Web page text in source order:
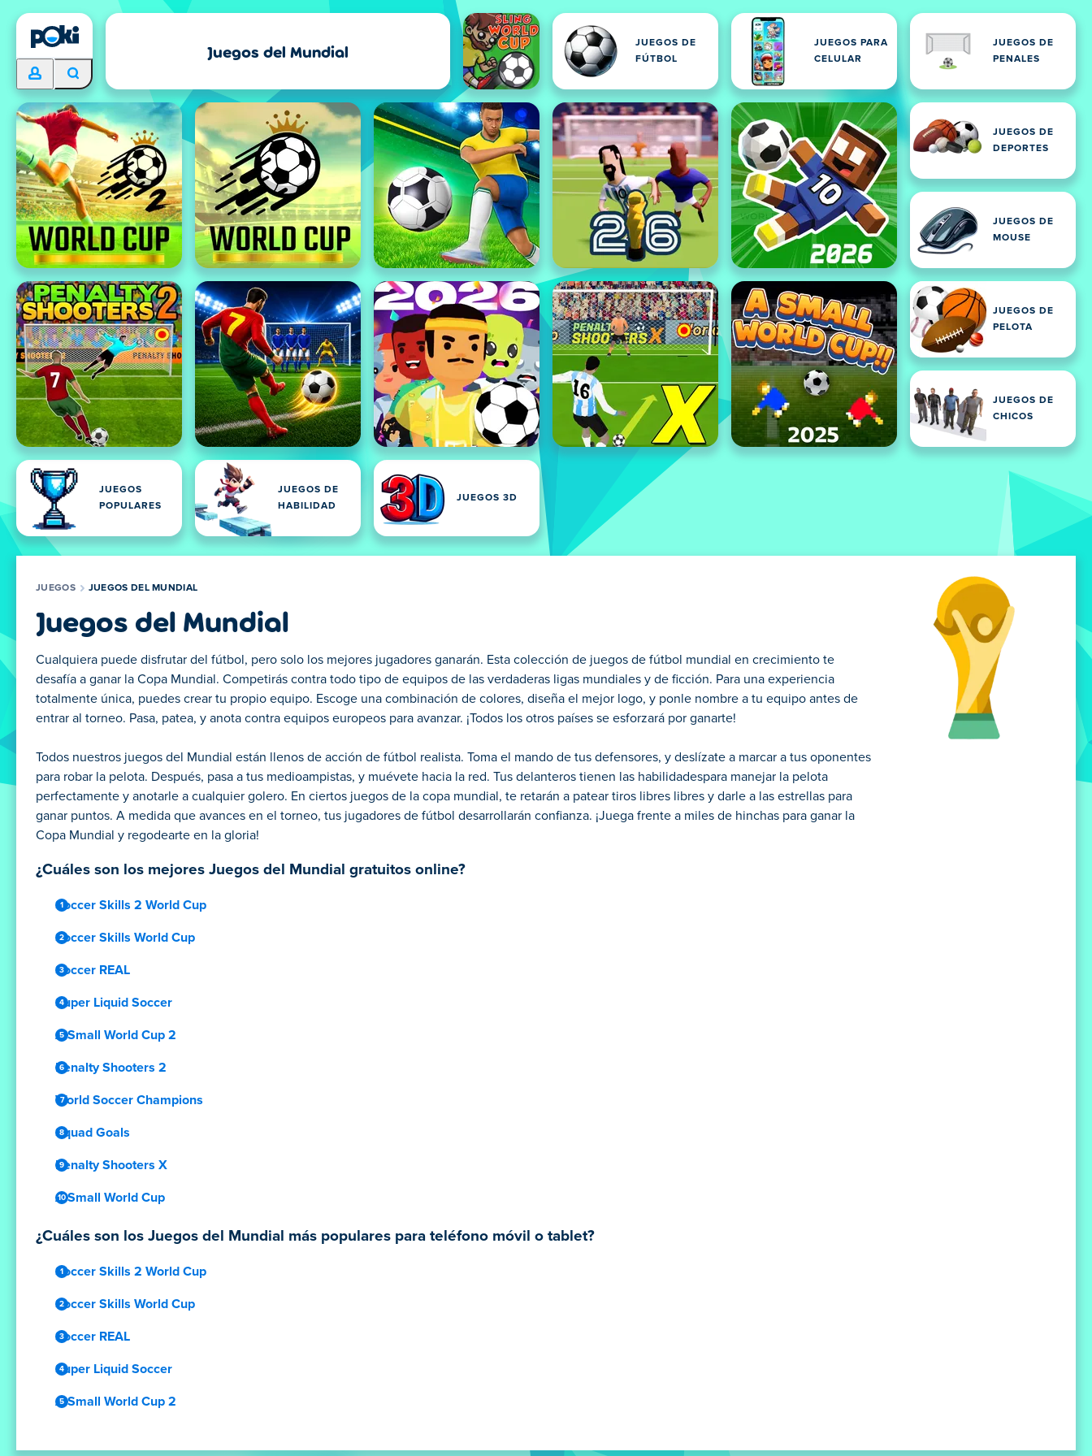
Juegos del Mundial
JUEGOS DE
FÚTBOL
JUEGOS PARA
CELULAR
JUEGOS DE
PENALES
JUEGOS DE
DEPORTES
JUEGOS DE
MOUSE
JUEGOS DE
PELOTA
JUEGOS DE
CHICOS
JUEGOS
POPULARES
JUEGOS DE
HABILIDAD
JUEGOS 3D
JUEGOS JUEGOS DEL MUNDIAL
Juegos del Mundial
Cualquiera puede disfrutar del fútbol, pero solo los mejores jugadores ganarán. Esta colección de juegos de fútbol mundial en crecimiento te
desafía a ganar la Copa Mundial. Competirás contra todo tipo de equipos de las verdaderas ligas mundiales y de ficción. Para una experiencia
totalmente única, puedes crear tu propio equipo. Escoge una combinación de colores, diseña el mejor logo, y ponle nombre a tu equipo antes de
entrar al torneo. Pasa, patea, y anota contra equipos europeos para avanzar. ¡Todos los otros países se esforzará por ganarte!
Todos nuestros juegos del Mundial están llenos de acción de fútbol realista. Toma el mando de tus defensores, y deslízate a marcar a tus oponentes
para robar la pelota. Después, pasa a tus medioampistas, y muévete hacia la red. Tus delanteros tienen las habilidadespara manejar la pelota
perfectamente y anotarle a cualquier golero. En ciertos juegos de la copa mundial, te retarán a patear tiros libres libres y darle a las estrellas para
ganar puntos. A medida que avances en el torneo, tus jugadores de fútbol desarrollarán confianza. ¡Juega frente a miles de hinchas para ganar la
Copa Mundial y regodearte en la gloria!
¿Cuáles son los mejores Juegos del Mundial gratuitos online?
Soccer Skills 2 World Cup
Soccer Skills World Cup
Soccer REAL
Super Liquid Soccer
A Small World Cup 2
Penalty Shooters 2
World Soccer Champions
Squad Goals
Penalty Shooters X
A Small World Cup
¿Cuáles son los Juegos del Mundial más populares para teléfono móvil o tablet?
Soccer Skills 2 World Cup
Soccer Skills World Cup
Soccer REAL
Super Liquid Soccer
A Small World Cup 2